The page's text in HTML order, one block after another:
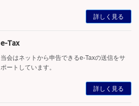
詳しく見る
e-Tax
当会はネットから申告できるe-Taxの送信をサ
ポートしています。
詳しく見る